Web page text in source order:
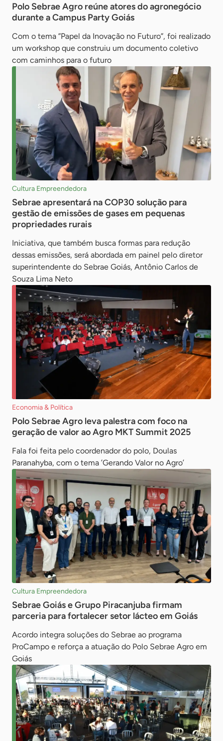
Polo Sebrae Agro reúne atores do agronegócio
durante a Campus Party Goiás
Com o tema ”Papel da Inovação no Futuro”, foi realizado
um workshop que construiu um documento coletivo
com caminhos para o futuro
Cultura Empreendedora
Sebrae apresentará na COP30 solução para
gestão de emissões de gases em pequenas
propriedades rurais
Iniciativa, que também busca formas para redução
dessas emissões, será abordada em painel pelo diretor
superintendente do Sebrae Goiás, Antônio Carlos de
Souza Lima Neto
Economia & Política
Polo Sebrae Agro leva palestra com foco na
geração de valor ao Agro MKT Summit 2025
Fala foi feita pelo coordenador do polo, Doulas
Paranahyba, com o tema ’Gerando Valor no Agro’
Cultura Empreendedora
Sebrae Goiás e Grupo Piracanjuba firmam
parceria para fortalecer setor lácteo em Goiás
Acordo integra soluções do Sebrae ao programa
ProCampo e reforça a atuação do Polo Sebrae Agro em
Goiás